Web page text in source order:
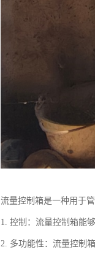
流量控制箱是一种用于
1. 控制：流量控制箱能
2. 多功能性：流量控制